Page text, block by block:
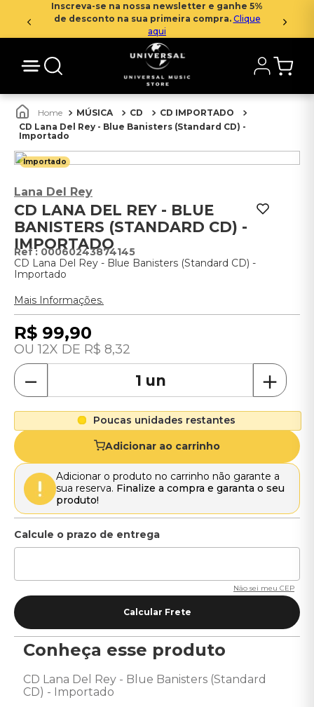
Inscreva-se na nossa newsletter e ganhe 5%
de desconto na sua primeira compra. Clique
aqui
MÚSICA CD
CD IMPORTADO
CD Lana Del Rey - Blue Banisters (Standard CD) -
Importado
Importado
Lana Del Rey
CD LANA DEL REY - BLUE
BANISTERS (STANDARD CD) -
IMPORTADO
: 00060243874145
CD Lana Del Rey - Blue Banisters (Standard CD) -
Importado
Mais Informações.
R$ 99,90
12 R$ 8,32
＋
－
Poucas unidades restantes
Adicionar ao carrinho
Adicionar o produto no carrinho não garante a
sua reserva. Finalize a compra e garanta o seu
produto!
Não sei meu CEP
Conheça esse produto
CD Lana Del Rey - Blue Banisters (Standard
CD) - Importado